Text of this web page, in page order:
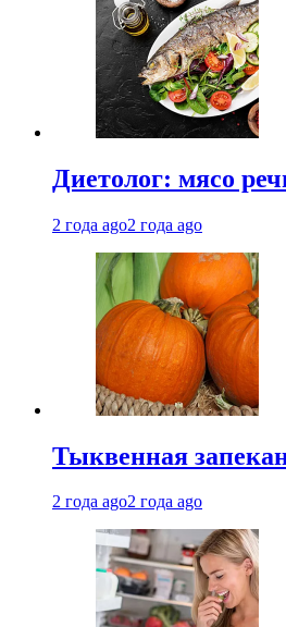
Диетолог: мясо
2 года ago2 года ago
Тыквенная
2 года ago2 года ago